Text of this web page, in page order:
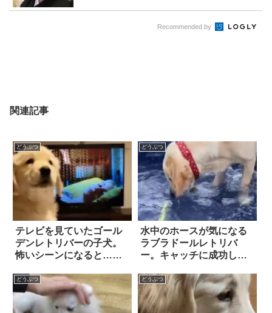
Recommended by
関連記事
どうぶつ
テレビを見ていたゴール
デンレトリバーの子犬。
怖いシーンになると…そ
避
どうぶつ
水中のホースが気になる
ラブラドールレトリバ
ー。キャッチに成功した
どうぶつ どうぶつ